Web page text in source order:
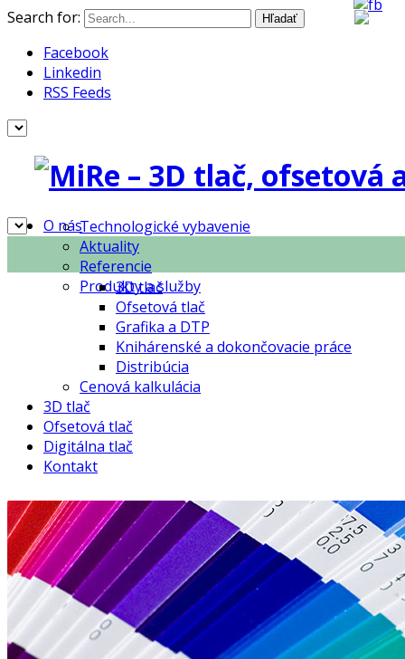
Search for:
Facebook
Linkedin
RSS Feeds
O násTechnologické vybavenie
Aktuality
Referencie
Produkty a služby
3D tlač
Ofsetová tlač
Grafika a DTP
Knihárenské a dokončovacie práce
Distribúcia
Cenová kalkulácia
3D tlač
Ofsetová tlač
Digitálna tlač
Kontakt